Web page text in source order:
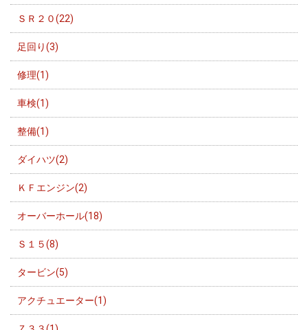
ＳＲ２０(22)
足回り(3)
修理(1)
車検(1)
整備(1)
ダイハツ(2)
ＫＦエンジン(2)
オーバーホール(18)
Ｓ１５(8)
タービン(5)
アクチュエーター(1)